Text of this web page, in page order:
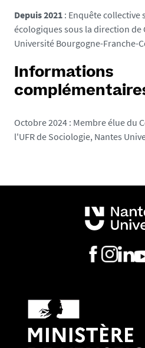
Depuis 2021 : Enquête collective
écologiques sous la direction de
Université Bourgogne-Franche-
Informations
Octobre 2024 : Membre élue du
l'UFR de Sociologie, Nantes